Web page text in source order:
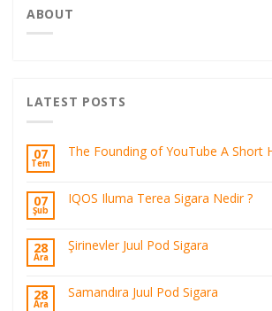
ABOUT
LATEST POSTS
07
Tem
The Founding of YouTube A Short
07
Şub
IQOS Iluma Terea Sigara Nedir ?
28
Ara
Şirinevler Juul Pod Sigara
28
Ara
Samandıra Juul Pod Sigara